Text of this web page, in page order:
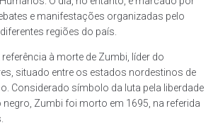
e manifestações organizadas pelo
regiões do país.
à morte de Zumbi, líder do
situado entre os estados nordestinos de
Considerado símbolo da luta pela liberdade
Zumbi foi morto em 1695, na referida